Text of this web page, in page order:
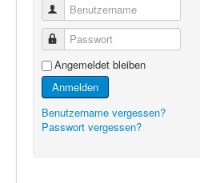
Benutzername
Passwort
Angemeldet bleiben
Anmelden
Benutzername vergessen?
Passwort vergessen?